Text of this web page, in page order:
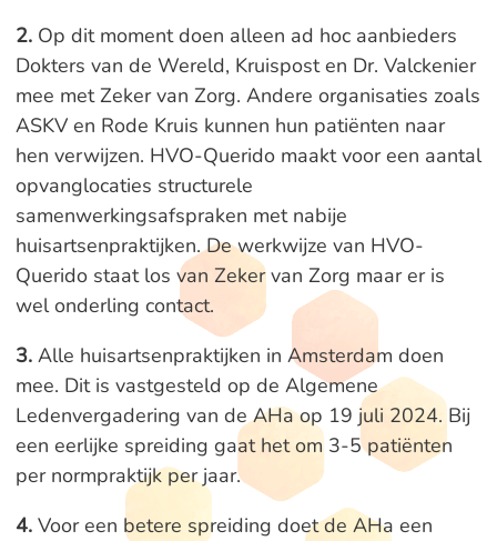
2. Op dit moment doen alleen ad hoc aanbieders
Dokters van de Wereld, Kruispost en Dr. Valckenier
mee met Zeker van Zorg. Andere organisaties zoals
ASKV en Rode Kruis kunnen hun patiënten naar
hen verwijzen. HVO-Querido maakt voor een aantal
opvanglocaties structurele
samenwerkingsafspraken met nabije
huisartsenpraktijken. De werkwijze van HVO-
Querido staat los van Zeker van Zorg maar er is
wel onderling contact.
3. Alle huisartsenpraktijken in Amsterdam doen
mee. Dit is vastgesteld op de Algemene
Ledenvergadering van de AHa op 19 juli 2024. Bij
een eerlijke spreiding gaat het om 3-5 patiënten
per normpraktijk per jaar.
4. Voor een betere spreiding doet de AHa een